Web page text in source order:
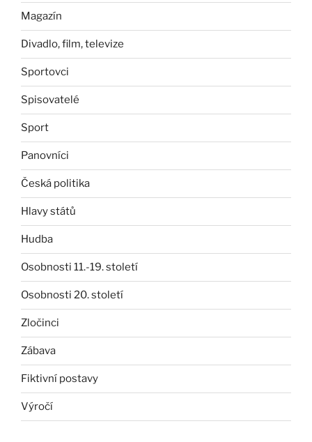
Magazín
Divadlo, film, televize
Sportovci
Spisovatelé
Sport
Panovníci
Česká politika
Hlavy států
Hudba
Osobnosti 11.-19. století
Osobnosti 20. století
Zločinci
Zábava
Fiktivní postavy
Výročí